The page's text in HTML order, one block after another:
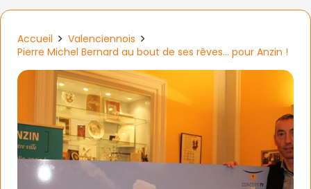
Accueil
Valenciennois
Pierre Michel Bernard au bout de ses rêves… pour Anzin !